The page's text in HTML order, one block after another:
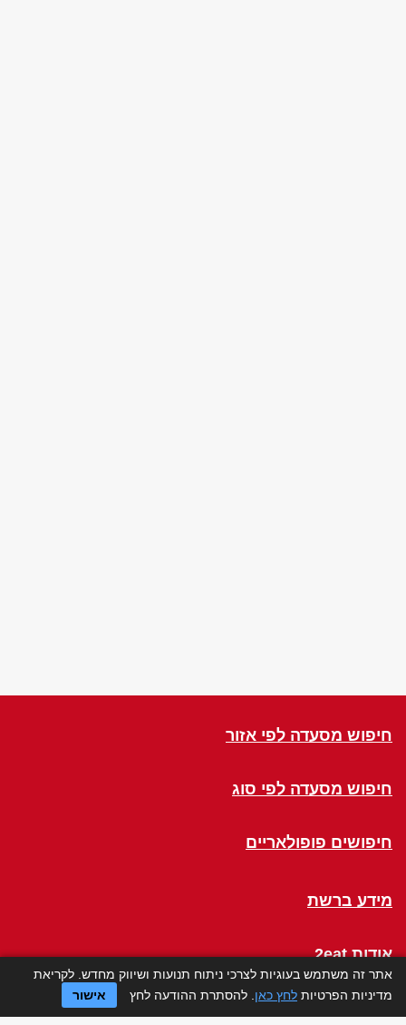
חיפוש מסעדה לפי אזור
חיפוש מסעדה לפי סוג
חיפושים פופולאריים
מידע ברשת
אודות 2eat
Click a Table
אתר זה משתמש בעוגיות לצרכי ניתוח תנועות ושיווק מחדש. לקריאת
מדיניות הפרטיות לחץ כאן . להסתרת ההודעה לחץ אישור